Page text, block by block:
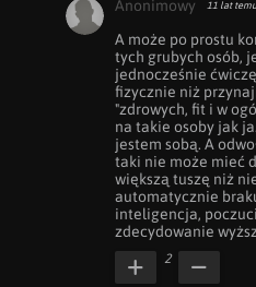
Anonimowy 11 lat temu
A może po prostu
tych grubych osób,
jednocześnie
fizycznie niż
"zdrowych, fit i w
na takie osoby jak
jestem sobą. A
taki nie może mieć
większą tuszę niż
automatycznie
inteligencja,
zdecydowanie
2